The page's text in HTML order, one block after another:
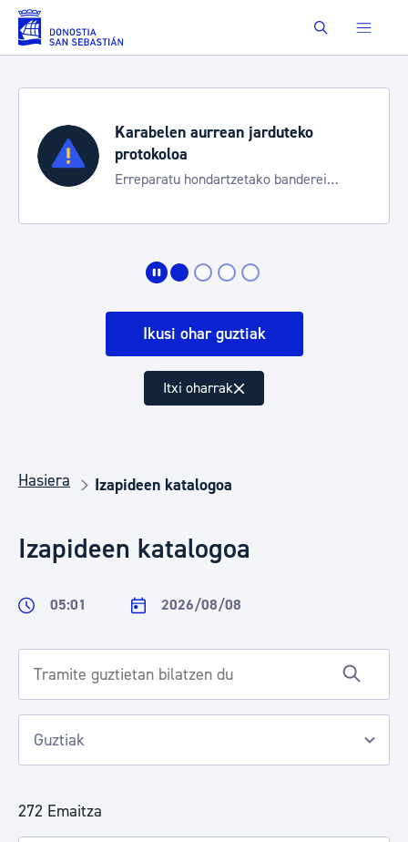
Eduki nagusira joan Buscar
Karabelen aurrean jarduteko
protokoloa
Erreparatu hondartzetako banderei
Ikusi ohar guztiak
Itxi oharrak
Hasiera Izapideen katalogoa
Izapideen katalogoa
05:01 2026/08/08
272 Emaitza